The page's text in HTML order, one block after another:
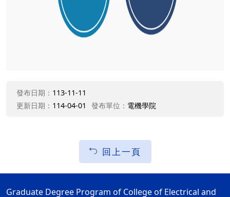
發布日期： 113-11-11
更新日期： 114-04-01 發布單位： 電機學院
回上一頁
Graduate Degree Program of College of Electrical and